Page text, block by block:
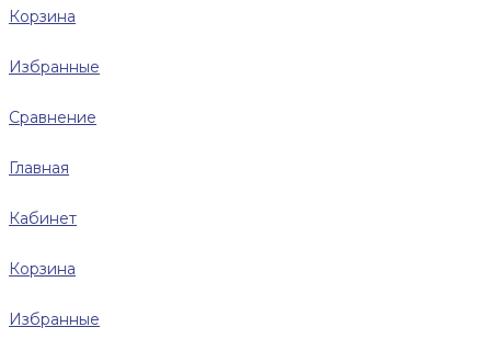
Корзина
Избранные
Сравнение
Главная
Кабинет
Корзина
Избранные